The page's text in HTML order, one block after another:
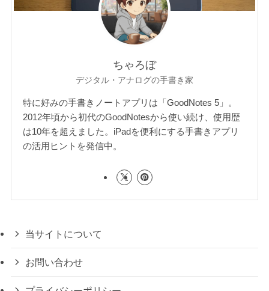
ちゃろぼ
デジタル・アナログの手書き家
特に好みの手書きノートアプリは「GoodNotes 5」。
2012年頃から初代のGoodNotesから使い続け、使用歴
は10年を超えました。iPadを便利にする手書きアプリ
の活用ヒントを発信中。
当サイトについて
お問い合わせ